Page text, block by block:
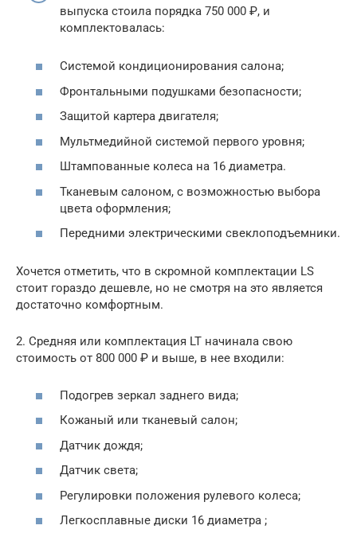
выпуска стоила порядка 750 000 ₽, и
комплектовалась:
Системой кондиционирования салона;
Фронтальными подушками безопасности;
Защитой картера двигателя;
Мультмедийной системой первого уровня;
Штампованные колеса на 16 диаметра.
Тканевым салоном, с возможностью выбора
цвета оформления;
Передними электрическими свеклоподъемники.
Хочется отметить, что в скромной комплектации LS
стоит гораздо дешевле, но не смотря на это является
достаточно комфортным.
2. Средняя или комплектация LT начинала свою
стоимость от 800 000 ₽ и выше, в нее входили:
Подогрев зеркал заднего вида;
Кожаный или тканевый салон;
Датчик дождя;
Датчик света;
Регулировки положения рулевого колеса;
Легкосплавные диски 16 диаметра ;